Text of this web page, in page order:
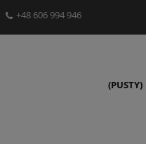
+48 606 994 946
(PUSTY)